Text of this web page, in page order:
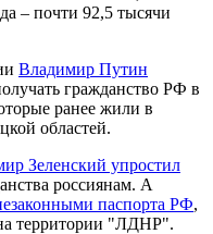
– почти 92,5 тысячи
Владимир Путин
гражданство РФ в
ранее жили в
областей.
Зеленский упростил
россиянам. А
паспорта РФ,
территории "ЛДНР".